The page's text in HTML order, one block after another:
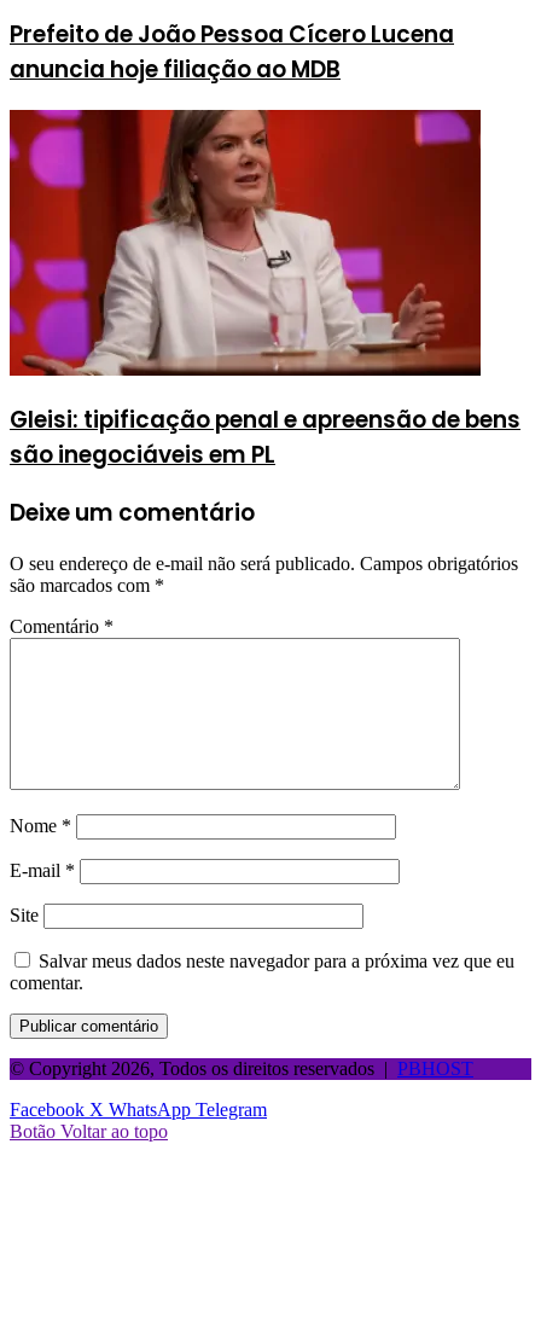
Prefeito de João Pessoa Cícero Lucena
anuncia hoje filiação ao MDB
Gleisi: tipificação penal e apreensão de bens
são inegociáveis em PL
Deixe um comentário
O seu endereço de e-mail não será publicado. Campos obrigatórios
são marcados com *
Comentário *
Nome *
E-mail *
Site
Salvar meus dados neste navegador para a próxima vez que eu
comentar.
© Copyright 2026, Todos os direitos reservados | PBHOST
Facebook X WhatsApp Telegram
Botão Voltar ao topo